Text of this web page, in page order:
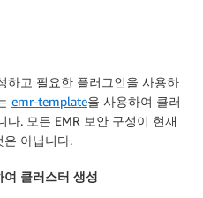
하고 필요한 플러그인을 사용하
emr-template을 사용하여 클러
. 모든 EMR 보안 구성이 현재
아닙니다.
클러스터 생성